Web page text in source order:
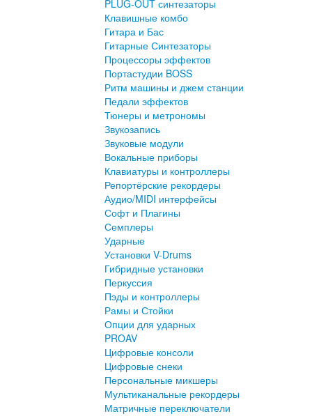
PLUG-OUT синтезаторы
Клавишные комбо
Гитара и Бас
Гитарные Синтезаторы
Процессоры эффектов
Портастудии BOSS
Ритм машины и джем станции
Педали эффектов
Тюнеры и метрономы
Звукозапись
Звуковые модули
Вокальные приборы
Клавиатуры и контроллеры
Репортёрские рекордеры
Аудио/MIDI интерфейсы
Софт и Плагины
Семплеры
Ударные
Установки V-Drums
Гибридные установки
Перкуссия
Пэды и контроллеры
Рамы и Стойки
Опции для ударных
PROAV
Цифровые консоли
Цифровые снеки
Персональные микшеры
Мультиканальные рекордеры
Матричные переключатели